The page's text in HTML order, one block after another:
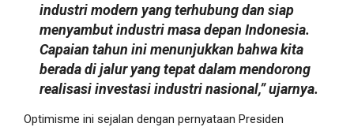
industri modern yang terhubung dan siap
menyambut industri masa depan Indonesia.
Capaian tahun ini menunjukkan bahwa kita
berada di jalur yang tepat dalam mendorong
realisasi investasi industri nasional,” ujarnya.
Optimisme ini sejalan dengan pernyataan Presiden